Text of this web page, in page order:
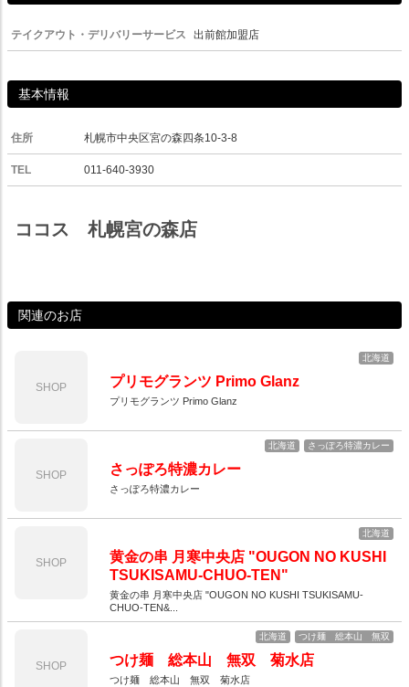
テイクアウト・デリバリーサービス 出前館加盟店
基本情報
住所 札幌市中央区宮の森四条10-3-8
TEL 011-640-3930
ココス 札幌宮の森店
関連のお店
SHOP
北海道
プリモグランツ Primo Glanz
プリモグランツ Primo Glanz
SHOP
北海道 さっぽろ特濃カレー
さっぽろ特濃カレー
さっぽろ特濃カレー
SHOP
北海道
黄金の串 月寒中央店 "OUGON NO KUSHI
TSUKISAMU-CHUO-TEN"
黄金の串 月寒中央店 "OUGON NO KUSHI TSUKISAMU-
CHUO-TEN&...
SHOP
北海道 つけ麺 総本山 無双
つけ麺 総本山 無双 菊水店
つけ麺 総本山 無双 菊水店